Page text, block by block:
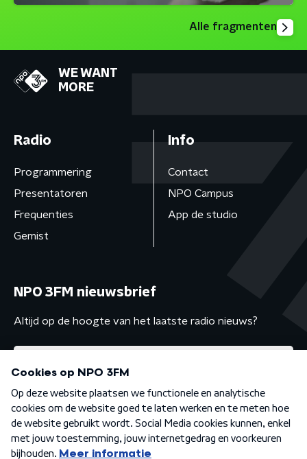
Alle fragmenten
WE WANT
MORE
Radio
Programmering
Presentatoren
Frequenties
Gemist
Info
Contact
NPO Campus
App de studio
NPO 3FM nieuwsbrief
Altijd op de hoogte van het laatste radio nieuws?
Algemene voorwaarden Privacybeleid